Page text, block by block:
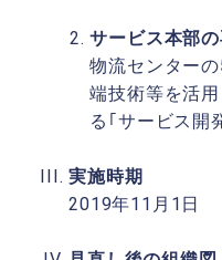
サービス本部
物流センター
端技術等を活
る｢サービス開
実施時期
2019年11月1日